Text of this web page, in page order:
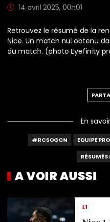
14 avril 2025, 00h01
Retrouvez le résumé de la
Nice. Un match nul obtenu
du match. (photo Eyefinity
En
#RCSOGCN EQUIPE PRO
RÉSUMÉS
A VOIR AUSSI
L1
Nice 1-1 Bodø/